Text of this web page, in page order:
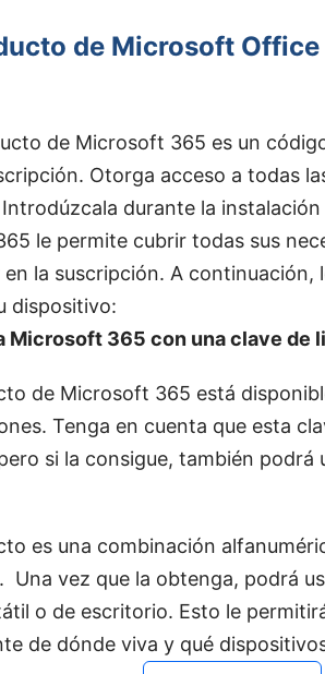
de Microsoft
de Microsoft 365 es un
Otorga acceso a todas
durante la
le permite cubrir todas sus
la suscripción. A
dispositivo:
Microsoft 365 con una clave de
de Microsoft 365 está
Tenga en cuenta que esta
si la consigue, también
es una combinación
Una vez que la obtenga, podrá
o de escritorio. Esto le
de dónde viva y qué